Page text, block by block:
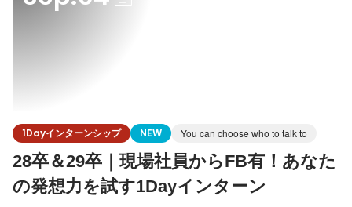
1Dayインターンシップ NEW You can choose who to talk to
28卒＆29卒｜現場社員からFB有！あなた
の発想力を試す1Dayインターン